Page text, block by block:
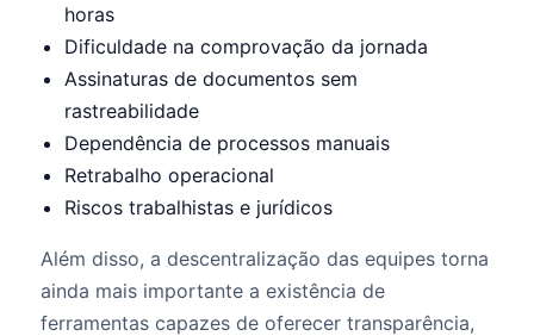
horas
Dificuldade na comprovação da jornada
Assinaturas de documentos sem
rastreabilidade
Dependência de processos manuais
Retrabalho operacional
Riscos trabalhistas e jurídicos
Além disso, a descentralização das equipes torna
ainda mais importante a existência de
ferramentas capazes de oferecer transparência,